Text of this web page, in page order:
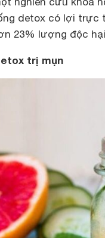
detox có lợi trực
23% lượng độc
trị mụn